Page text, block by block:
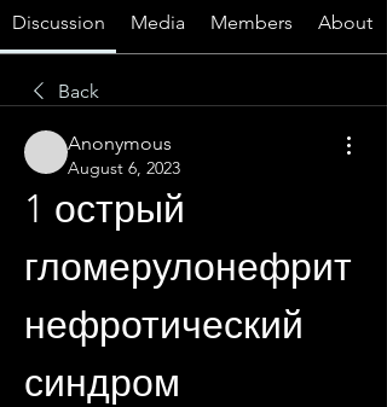
Discussion Media Members About
Back
Anonymous
August 6, 2023
1 острый
гломерулонефрит
нефротический
синдром